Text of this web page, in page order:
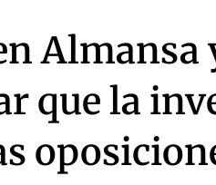
Almansa
que la